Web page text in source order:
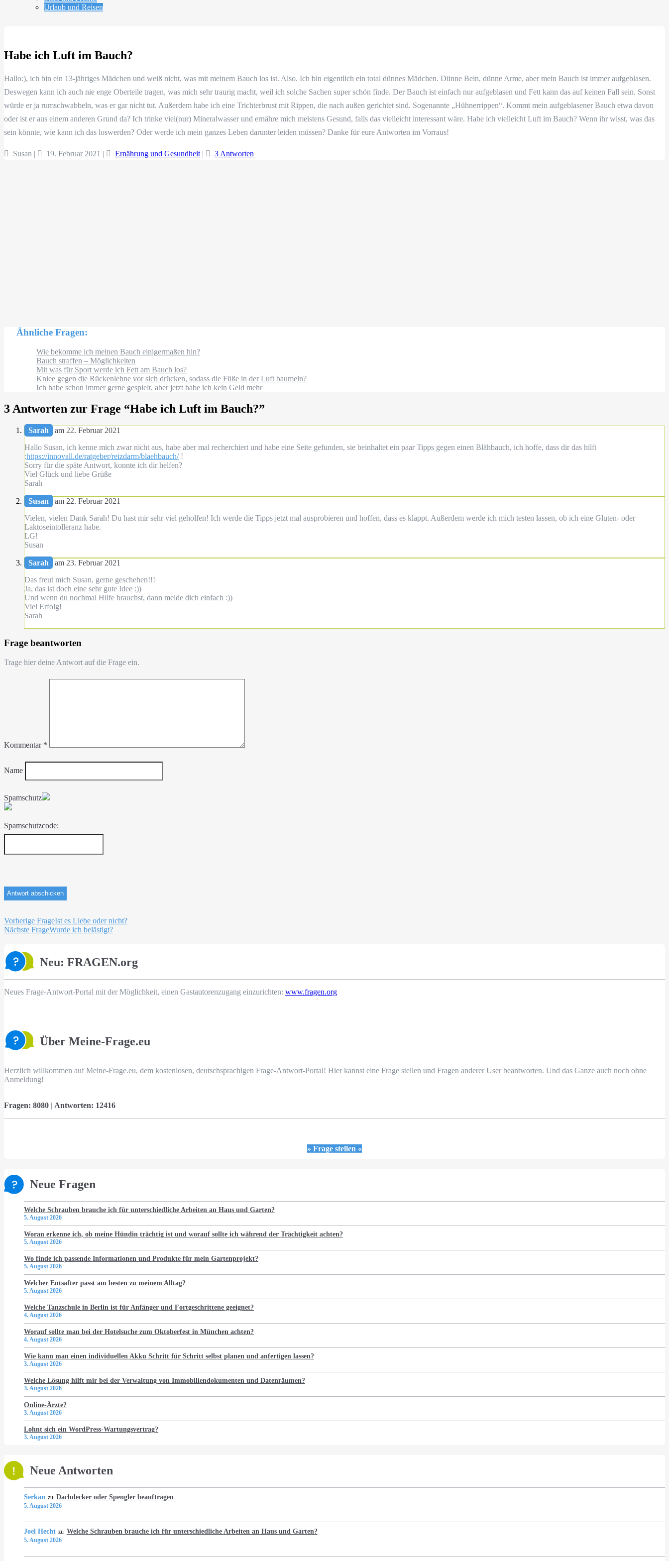
Urlaub und Reisen
Habe ich Luft im Bauch?
Hallo:), ich bin ein 13-jähriges Mädchen und weiß nicht, was mit meinem Bauch los ist. Also. Ich bin eigentlich ein total dünnes Mädchen. Dünne Bein, dünne Arme, aber mein Bauch ist immer aufgeblasen.
Deswegen kann ich auch nie enge Oberteile tragen, was mich sehr traurig macht, weil ich solche Sachen super schön finde. Der Bauch ist einfach nur aufgeblasen und Fett kann das auf keinen Fall sein. Sonst
würde er ja rumschwabbeln, was er gar nicht tut. Außerdem habe ich eine Trichterbrust mit Rippen, die nach außen gerichtet sind. Sogenannte „Hühnerrippen“. Kommt mein aufgeblasener Bauch etwa davon
oder ist er aus einem anderen Grund da? Ich trinke viel(nur) Mineralwasser und ernähre mich meistens Gesund, falls das vielleicht interessant wäre. Habe ich vielleicht Luft im Bauch? Wenn ihr wisst, was das
sein könnte, wie kann ich das loswerden? Oder werde ich mein ganzes Leben darunter leiden müssen? Danke für eure Antworten im Vorraus!
Susan | 19. Februar 2021 | Ernährung und Gesundheit| 3 Antworten
Ähnliche Fragen:
Wie bekomme ich meinen Bauch einigermaßen hin?
Bauch straffen – Möglichkeiten
Mit was für Sport werde ich Fett am Bauch los?
Kniee gegen die Rückenlehne vor sich drücken, sodass die Füße in der Luft baumeln?
Ich habe schon immer gerne gespielt, aber jetzt habe ich kein Geld mehr
3 Antworten zur Frage “Habe ich Luft im Bauch?”
Sarah
am 22. Februar 2021
Hallo Susan, ich kenne mich zwar nicht aus, habe aber mal recherchiert und habe eine Seite gefunden, sie beinhaltet ein paar Tipps gegen einen Blähbauch, ich hoffe, dass dir das hilft
:https://innovall.de/ratgeber/reizdarm/blaehbauch/!
Sorry für die späte Antwort, konnte ich dir helfen?
Viel Glück und liebe Grüße
Sarah
Susan
am 22. Februar 2021
Vielen, vielen Dank Sarah! Du hast mir sehr viel geholfen! Ich werde die Tipps jetzt mal ausprobieren und hoffen, dass es klappt. Außerdem werde ich mich testen lassen, ob ich eine Gluten- oder
Laktoseintolleranz habe.
LG!
Susan
Sarah
am 23. Februar 2021
Das freut mich Susan, gerne geschehen!!!
Ja, das ist doch eine sehr gute Idee :))
Und wenn du nochmal Hilfe brauchst, dann melde dich einfach :))
Viel Erfolg!
Sarah
Frage beantworten
Trage hier deine Antwort auf die Frage ein.
Kommentar *
Name
Spamschutz
Spamschutzcode:
Beitragsnavigation
Vorherige FrageIst es Liebe oder nicht?
Nächste FrageWurde ich belästigt?
Neu: FRAGEN.org
Neues Frage-Antwort-Portal mit der Möglichkeit, einen Gastautorenzugang einzurichten: www.fragen.org
Über Meine-Frage.eu
Herzlich willkommen auf Meine-Frage.eu, dem kostenlosen, deutschsprachigen Frage-Antwort-Portal! Hier kannst eine Frage stellen und Fragen anderer User beantworten. Und das Ganze auch noch ohne
Anmeldung!
Fragen: 8080 | Antworten: 12416
» Frage stellen «
Neue Fragen
Welche Schrauben brauche ich für unterschiedliche Arbeiten an Haus und Garten?
5. August 2026
Woran erkenne ich, ob meine Hündin trächtig ist und worauf sollte ich während der Trächtigkeit achten?
5. August 2026
Wo finde ich passende Informationen und Produkte für mein Gartenprojekt?
5. August 2026
Welcher Entsafter passt am besten zu meinem Alltag?
5. August 2026
Welche Tanzschule in Berlin ist für Anfänger und Fortgeschrittene geeignet?
4. August 2026
Worauf sollte man bei der Hotelsuche zum Oktoberfest in München achten?
4. August 2026
Wie kann man einen individuellen Akku Schritt für Schritt selbst planen und anfertigen lassen?
3. August 2026
Welche Lösung hilft mir bei der Verwaltung von Immobiliendokumenten und Datenräumen?
3. August 2026
Online-Ärzte?
3. August 2026
Lohnt sich ein WordPress-Wartungsvertrag?
3. August 2026
Neue Antworten
Serkan zu Dachdecker oder Spengler beauftragen
5. August 2026
Joel Hecht zu Welche Schrauben brauche ich für unterschiedliche Arbeiten an Haus und Garten?
5. August 2026